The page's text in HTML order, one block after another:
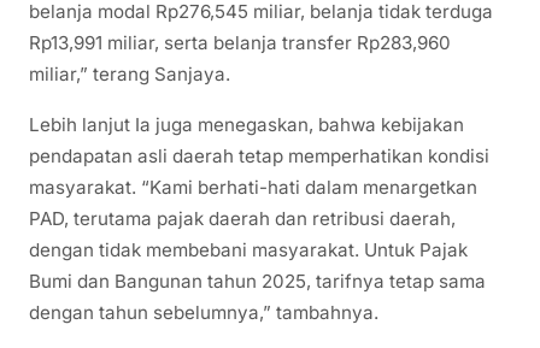
belanja modal Rp276,545 miliar, belanja tidak terduga
Rp13,991 miliar, serta belanja transfer Rp283,960
miliar,” terang Sanjaya.
Lebih lanjut Ia juga menegaskan, bahwa kebijakan
pendapatan asli daerah tetap memperhatikan kondisi
masyarakat. “Kami berhati-hati dalam menargetkan
PAD, terutama pajak daerah dan retribusi daerah,
dengan tidak membebani masyarakat. Untuk Pajak
Bumi dan Bangunan tahun 2025, tarifnya tetap sama
dengan tahun sebelumnya,” tambahnya.